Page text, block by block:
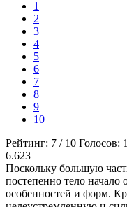
1
2
3
4
5
6
7
8
9
10
Рейтинг: 7 / 10 Голосов: 1
6.623
Поскольку большую
постепенно тело начало
особенностей и форм.